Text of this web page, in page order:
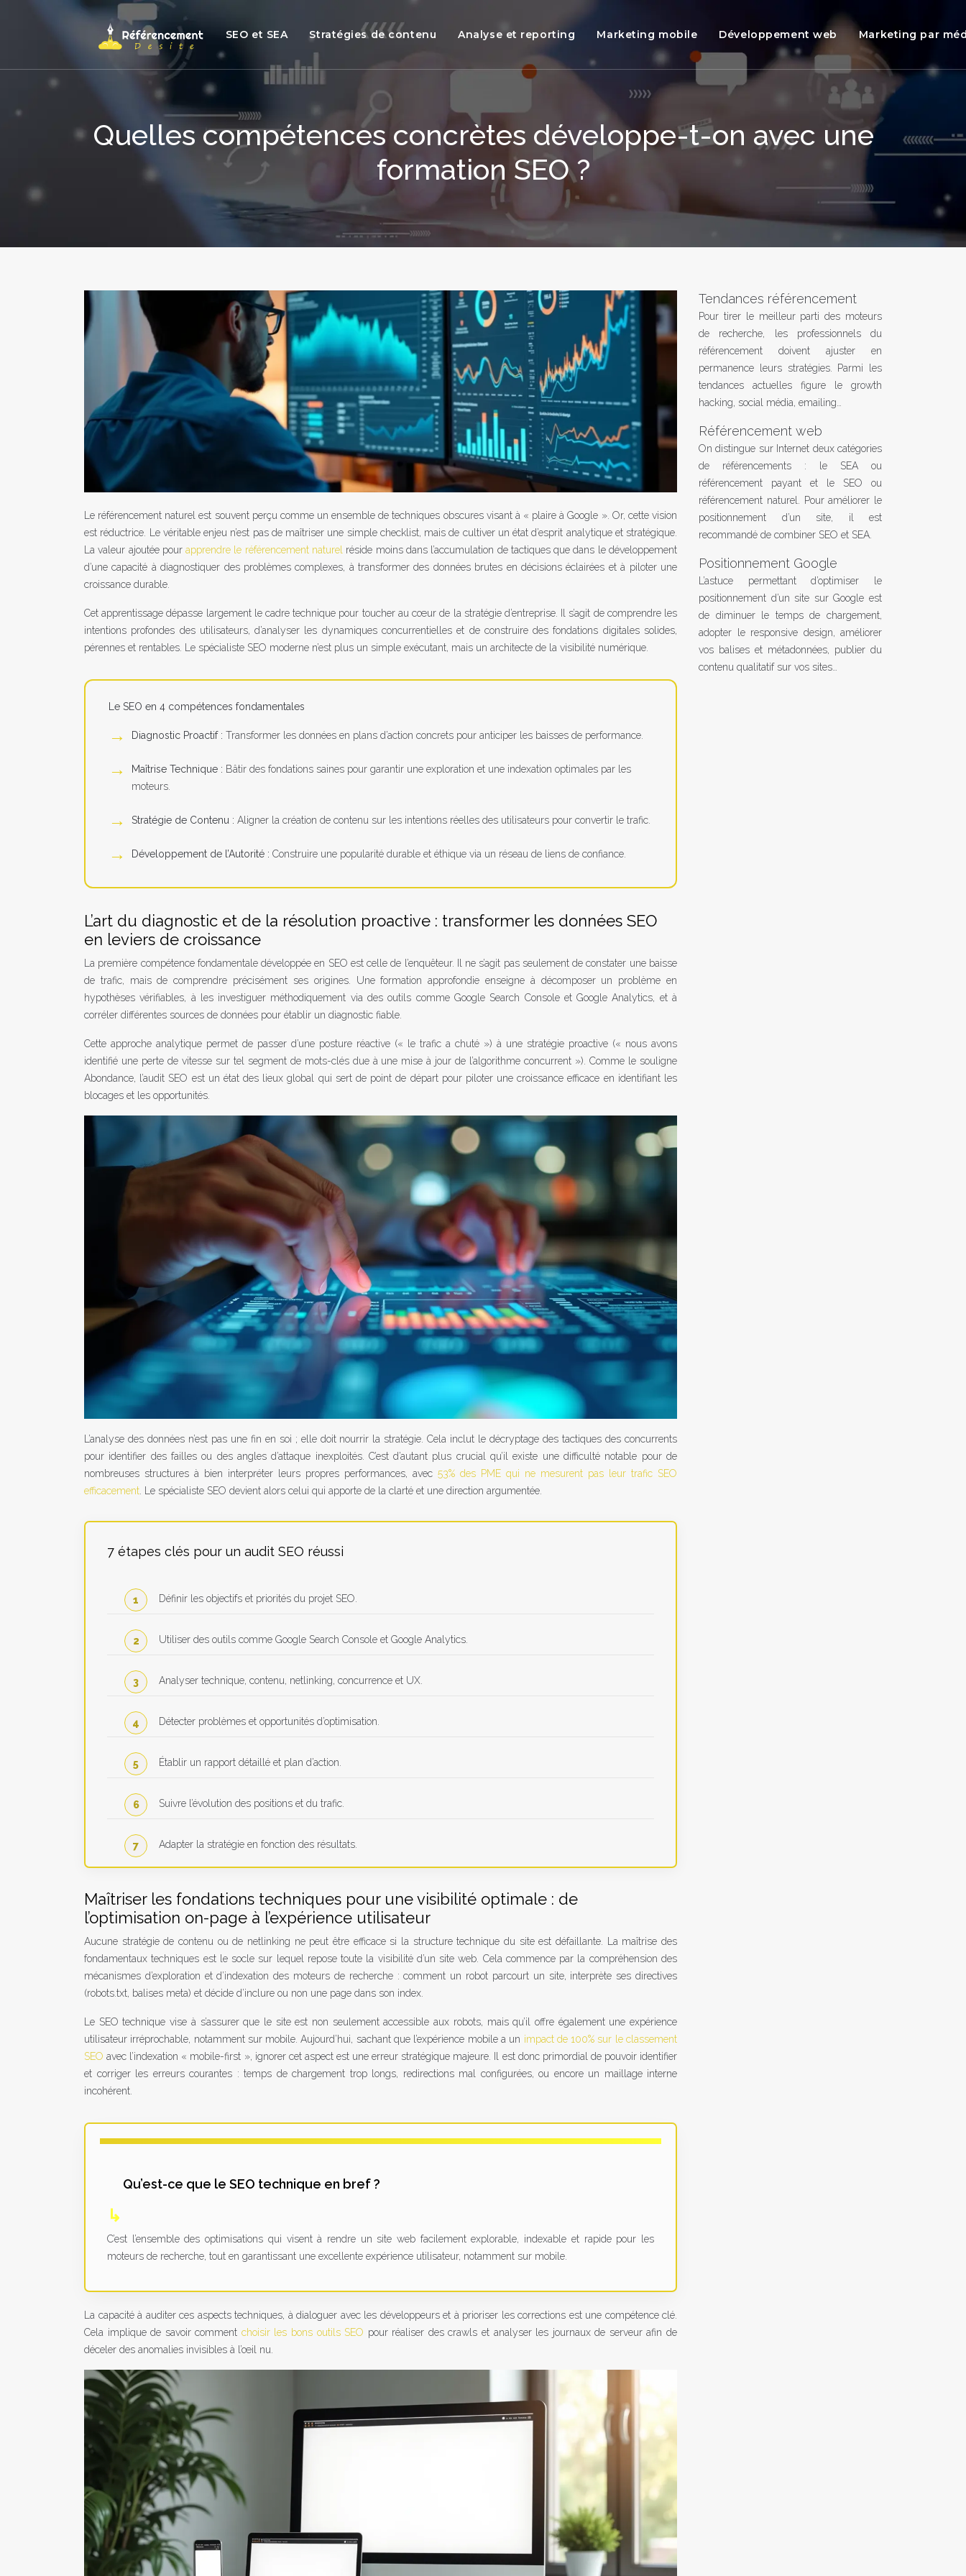
SEO et SEA Stratégies de contenu Analyse et reporting Marketing mobile Développement web Marketing par
Quelles compétences concrètes développe-t-on avec une
formation SEO ?
Le référencement naturel est souvent perçu comme un ensemble de techniques obscures visant à « plaire à Google ». Or, cette vision
est réductrice. Le véritable enjeu n’est pas de maîtriser une simple checklist, mais de cultiver un état d’esprit analytique et stratégique.
La valeur ajoutée pourapprendre le référencement naturel réside moins dans l’accumulation de tactiques que dans le développement
d’une capacité à diagnostiquer des problèmes complexes, à transformer des données brutes en décisions éclairées et à piloter une
croissance durable.
Cet apprentissage dépasse largement le cadre technique pour toucher au cœur de la stratégie d’entreprise. Il s’agit de comprendre les
intentions profondes des utilisateurs, d’analyser les dynamiques concurrentielles et de construire des fondations digitales solides,
pérennes et rentables. Le spécialiste SEO moderne n’est plus un simple exécutant, mais un architecte de la visibilité numérique.
Le SEO en 4 compétences fondamentales
Diagnostic Proactif : Transformer les données en plans d’action concrets pour anticiper les baisses de performance.
Maîtrise Technique : Bâtir des fondations saines pour garantir une exploration et une indexation optimales par les
moteurs.
Stratégie de Contenu : Aligner la création de contenu sur les intentions réelles des utilisateurs pour convertir le trafic.
Développement de l’Autorité : Construire une popularité durable et éthique via un réseau de liens de confiance.
L’art du diagnostic et de la résolution proactive : transformer les données SEO
en leviers de croissance
La première compétence fondamentale développée en SEO est celle de l’enquêteur. Il ne s’agit pas seulement de constater une baisse
de trafic, mais de comprendre précisément ses origines. Une formation approfondie enseigne à décomposer un problème en
hypothèses vérifiables, à les investiguer méthodiquement via des outils comme Google Search Console et Google Analytics, et à
corréler différentes sources de données pour établir un diagnostic fiable.
Cette approche analytique permet de passer d’une posture réactive (« le trafic a chuté ») à une stratégie proactive (« nous avons
identifié une perte de vitesse sur tel segment de mots-clés due à une mise à jour de l’algorithme concurrent »). Comme le souligne
Abondance, l’audit SEO est un état des lieux global qui sert de point de départ pour piloter une croissance efficace en identifiant les
blocages et les opportunités.
L’analyse des données n’est pas une fin en soi ; elle doit nourrir la stratégie. Cela inclut le décryptage des tactiques des concurrents
pour identifier des failles ou des angles d’attaque inexploités. C’est d’autant plus crucial qu’il existe une difficulté notable pour de
nombreuses structures à bien interpréter leurs propres performances, avec 53% des PME qui ne mesurent pas leur trafic SEO
efficacement . Le spécialiste SEO devient alors celui qui apporte de la clarté et une direction argumentée.
7 étapes clés pour un audit SEO réussi
Définir les objectifs et priorités du projet SEO.
Utiliser des outils comme Google Search Console et Google Analytics.
Analyser technique, contenu, netlinking, concurrence et UX.
Détecter problèmes et opportunités d’optimisation.
Établir un rapport détaillé et plan d’action.
Suivre l’évolution des positions et du trafic.
Adapter la stratégie en fonction des résultats.
Maîtriser les fondations techniques pour une visibilité optimale : de
l’optimisation on-page à l’expérience utilisateur
Aucune stratégie de contenu ou de netlinking ne peut être efficace si la structure technique du site est défaillante. La maîtrise des
fondamentaux techniques est le socle sur lequel repose toute la visibilité d’un site web. Cela commence par la compréhension des
mécanismes d’exploration et d’indexation des moteurs de recherche : comment un robot parcourt un site, interprète ses directives
(robots.txt, balises meta) et décide d’inclure ou non une page dans son index.
Le SEO technique vise à s’assurer que le site est non seulement accessible aux robots, mais qu’il offre également une expérience
utilisateur irréprochable, notamment sur mobile. Aujourd’hui, sachant que l’expérience mobile a un impact de 100% sur le classement
SEO avec l’indexation « mobile-first », ignorer cet aspect est une erreur stratégique majeure. Il est donc primordial de pouvoir identifier
et corriger les erreurs courantes : temps de chargement trop longs, redirections mal configurées, ou encore un maillage interne
incohérent.
Qu’est-ce que le SEO technique en bref ?
C’est l’ensemble des optimisations qui visent à rendre un site web facilement explorable, indexable et rapide pour les
moteurs de recherche, tout en garantissant une excellente expérience utilisateur, notamment sur mobile.
La capacité à auditer ces aspects techniques, à dialoguer avec les développeurs et à prioriser les corrections est une compétence clé.
Cela implique de savoir comment choisir les bons outils SEO pour réaliser des crawls et analyser les journaux de serveur afin de
déceler des anomalies invisibles à l’œil nu.
Tendances référencement
Pour tirer le meilleur parti des moteurs
de recherche, les professionnels du
référencement doivent ajuster en
permanence leurs stratégies. Parmi les
tendances actuelles figure le growth
hacking, social média, emailing…
Référencement web
On distingue sur Internet deux catégories
de référencements : le SEA ou
référencement payant et le SEO ou
référencement naturel. Pour améliorer le
positionnement d’un site, il est
recommandé de combiner SEO et SEA.
Positionnement Google
L’astuce permettant d’optimiser le
positionnement d’un site sur Google est
de diminuer le temps de chargement,
adopter le responsive design, améliorer
vos balises et métadonnées, publier du
contenu qualitatif sur vos sites…